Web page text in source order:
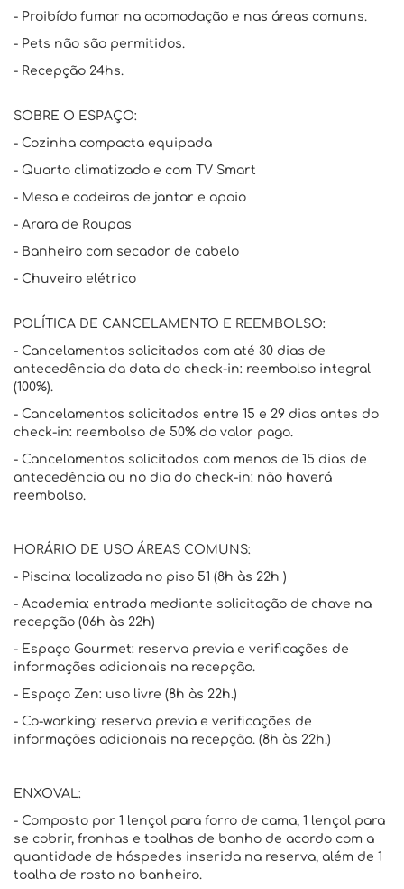
- Proibído fumar na acomodação e nas áreas comuns.
- Pets não são permitidos.
- Recepção 24hs.
SOBRE O ESPAÇO:
- Cozinha compacta equipada
- Quarto climatizado e com TV Smart
- Mesa e cadeiras de jantar e apoio
- Arara de Roupas
- Banheiro com secador de cabelo
- Chuveiro elétrico
POLÍTICA DE CANCELAMENTO E REEMBOLSO:
- Cancelamentos solicitados com até 30 dias de
antecedência da data do check-in: reembolso integral
(100%).
- Cancelamentos solicitados entre 15 e 29 dias antes do
check-in: reembolso de 50% do valor pago.
- Cancelamentos solicitados com menos de 15 dias de
antecedência ou no dia do check-in: não haverá
reembolso.
HORÁRIO DE USO ÁREAS COMUNS:
- Piscina: localizada no piso 51 (8h às 22h )
- Academia: entrada mediante solicitação de chave na
recepção (06h às 22h)
- Espaço Gourmet: reserva previa e verificações de
informações adicionais na recepção.
- Espaço Zen: uso livre (8h às 22h.)
- Co-working: reserva previa e verificações de
informações adicionais na recepção. (8h às 22h.)
ENXOVAL:
- Composto por 1 lençol para forro de cama, 1 lençol para
se cobrir, fronhas e toalhas de banho de acordo com a
quantidade de hóspedes inserida na reserva, além de 1
toalha de rosto no banheiro.